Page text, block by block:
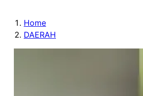
Home
DAERAH